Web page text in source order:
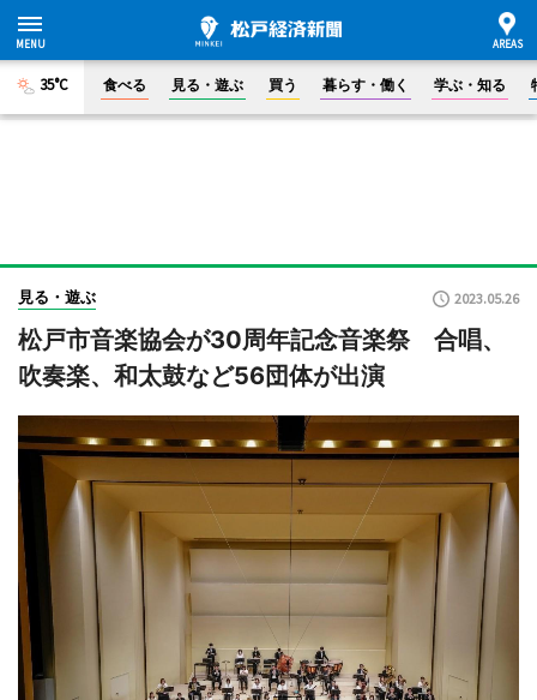
35°C 食べる 見る・遊ぶ 買う 暮らす・働く 学ぶ・知る
見る・遊ぶ 2023.05.26
松戸市音楽協会が30周年記念音楽祭 合唱、
吹奏楽、和太鼓など56団体が出演